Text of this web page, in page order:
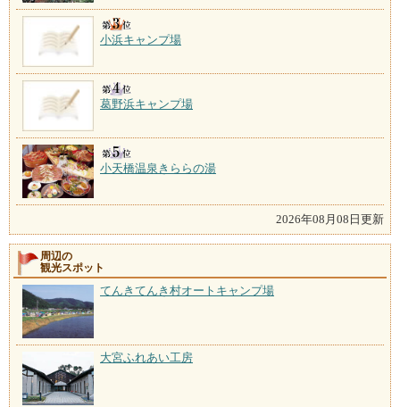
小浜キャンプ場
葛野浜キャンプ場
小天橋温泉きららの湯
2026年08月08日更新
周辺の
観光スポット
てんきてんき村オートキャンプ場
大宮ふれあい工房